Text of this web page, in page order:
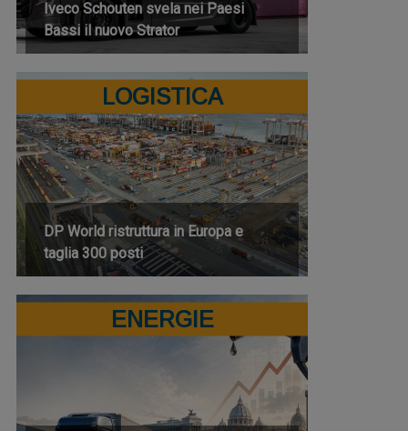
Iveco Schouten svela nei Paesi
Bassi il nuovo Strator
LOGISTICA
DP World ristruttura in Europa e
taglia 300 posti
ENERGIE